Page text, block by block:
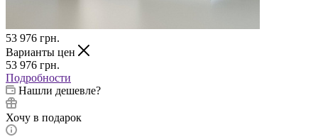
53 976 грн.
Варианты цен
53 976 грн.
Подробности
Нашли дешевле?
Хочу в подарок